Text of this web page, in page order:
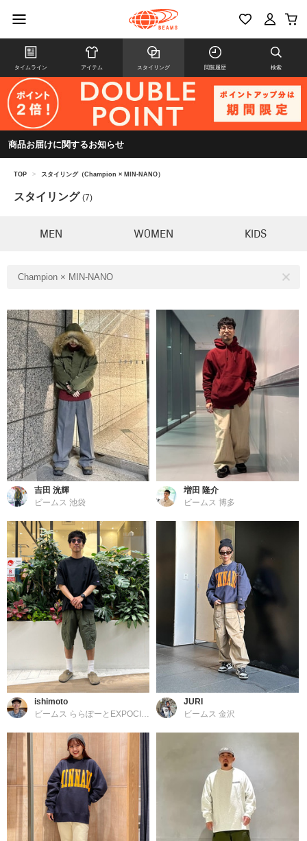
タイムライン アイテム スタイリング 閲覧履歴 検索
商品お届けに関するお知らせ
TOP > スタイリング（Champion × MIN-NANO）
スタイリング (7)
MEN WOMEN KIDS
Champion × MIN-NANO
吉田 洸輝
ビームス 池袋
増田 隆介
ビームス 博多
ishimoto
ビームス ららぽーとEXPOCITY
JURI
ビームス 金沢